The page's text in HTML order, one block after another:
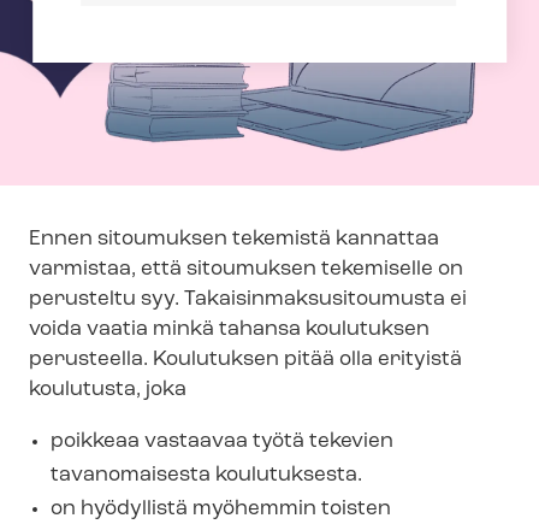
Ennen sitoumuksen tekemistä kannattaa
varmistaa, että sitoumuksen tekemiselle on
perusteltu syy. Ta­kai­sin­mak­susi­tou­mus­ta ei
voida vaatia minkä tahansa koulutuksen
perusteella. Koulutuksen pitää olla erityistä
koulutusta, joka
poikkeaa vastaavaa työtä tekevien
tavanomaisesta koulutuksesta.
on hyödyllistä myöhemmin toisten